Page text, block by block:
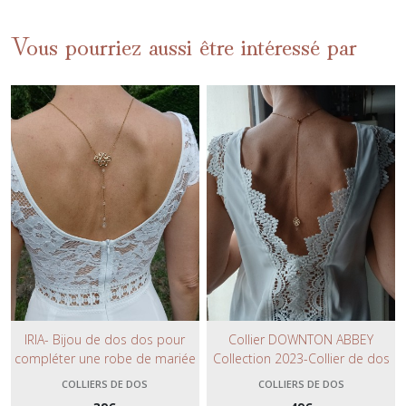
Vous pourriez aussi être intéressé par
IRIA- Bijou de dos dos pour
compléter une robe de mariée
à dos nu, collier doré avec
COLLIERS DE DOS
Collier DOWNTON ABBEY
Collection 2023-Collier de dos
pour la mariée avec perles et
COLLIERS DE DOS